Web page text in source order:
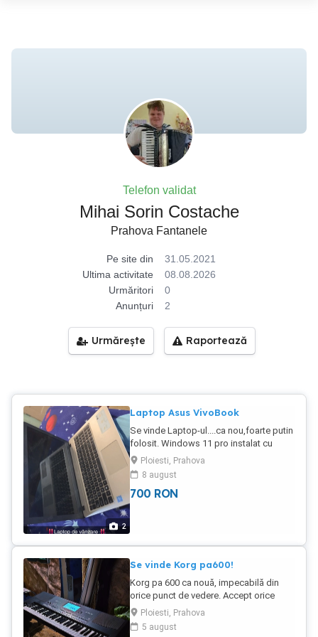
Telefon validat
Mihai Sorin Costache
Prahova Fantanele
Pe site din
31.05.2021
Ultima activitate
08.08.2026
Urmăritori
0
Anunțuri
2
Urmărește Raportează
2
Laptop Asus VivoBook
Se vinde Laptop-ul....ca nou,foarte putin
folosit. Windows 11 pro instalat cu
pachet Microsoft Office. Prețul este de
700 negociabil. Detalii la nr
Ploiesti, Prahova
8 august
700 RON
Se vinde Korg pa600!
Korg pa 600 ca nouă, impecabilă din
orice punct de vedere. Accept orice
probă! Are set de pa600 instalat pe ea
cu o varietate de ritmuri si tonuri.
Folosita foarte putin de către mine.
Ploiesti, Prahova
5 august